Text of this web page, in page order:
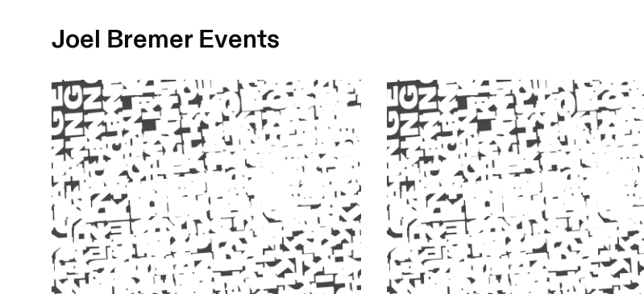
Joel Bremer Events